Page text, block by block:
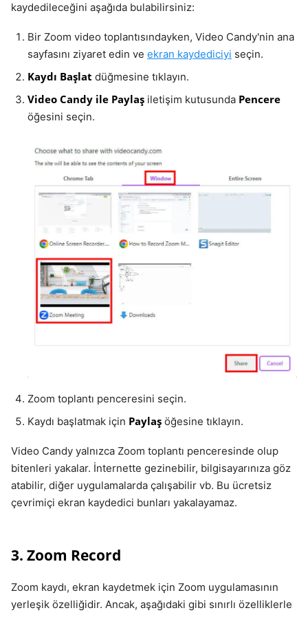
kaydedileceğini aşağıda bulabilirsiniz:
Bir Zoom video toplantısındayken, Video Candy'nin ana
sayfasını ziyaret edin ve ekran kaydediciyi seçin.
Kaydı Başlat düğmesine tıklayın.
Video Candy ile Paylaş iletişim kutusunda Pencere
öğesini seçin.
Zoom toplantı penceresini seçin.
Kaydı başlatmak için Paylaş öğesine tıklayın.
Video Candy yalnızca Zoom toplantı penceresinde olup
bitenleri yakalar. İnternette gezinebilir, bilgisayarınıza göz
atabilir, diğer uygulamalarda çalışabilir vb. Bu ücretsiz
çevrimiçi ekran kaydedici bunları yakalayamaz.
3. Zoom Record
Zoom kaydı, ekran kaydetmek için Zoom uygulamasının
yerleşik özelliğidir. Ancak, aşağıdaki gibi sınırlı özelliklerle